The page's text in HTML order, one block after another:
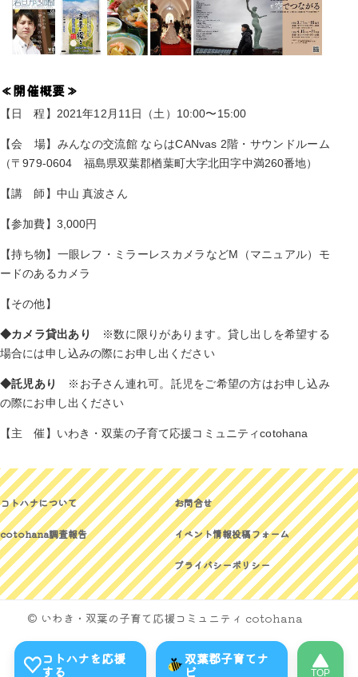
≪開催概要≫
【日 程】2021年12月11日（土）10:00〜15:00
【会 場】みんなの交流館 ならはCANvas 2階・サウンドルーム
（〒979-0604 福島県双葉郡楢葉町大字北田字中満260番地）
【講 師】中山 真波さん
【参加費】3,000円
【持ち物】一眼レフ・ミラーレスカメラなどM（マニュアル）モ
ードのあるカメラ
【その他】
◆カメラ貸出あり
※数に限りがあります。貸し出しを希望する
場合には申し込みの際にお申し出ください
◆託児あり
※お子さん連れ可。託児をご希望の方はお申し込み
の際にお申し出ください
【主 催】いわき・双葉の子育て応援コミュニティcotohana
コトハナについて
cotohana調査報告
お問合せ
イベント情報投稿フォーム
プライバシーポリシー
© いわき・双葉の子育て応援コミュニティ cotohana
コトハナを応援
する
双葉郡子育てナ
ビ TOP